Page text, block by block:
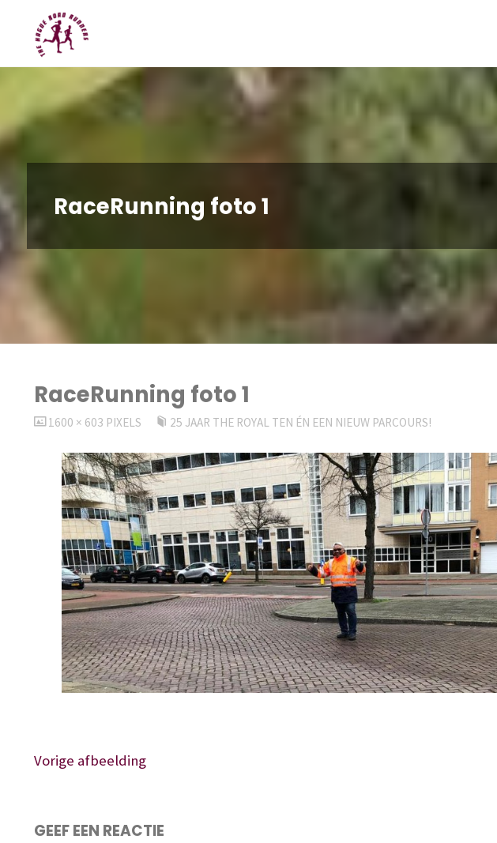
inhoud
Runners
RaceRunning foto 1
RaceRunning foto 1
VOLLEDIGE
1600 × 603 PIXELS 25 JAAR THE ROYAL TEN ÉN EEN NIEUW PARCOURS!
Vorige afbeelding
GEEF EEN REACTIE